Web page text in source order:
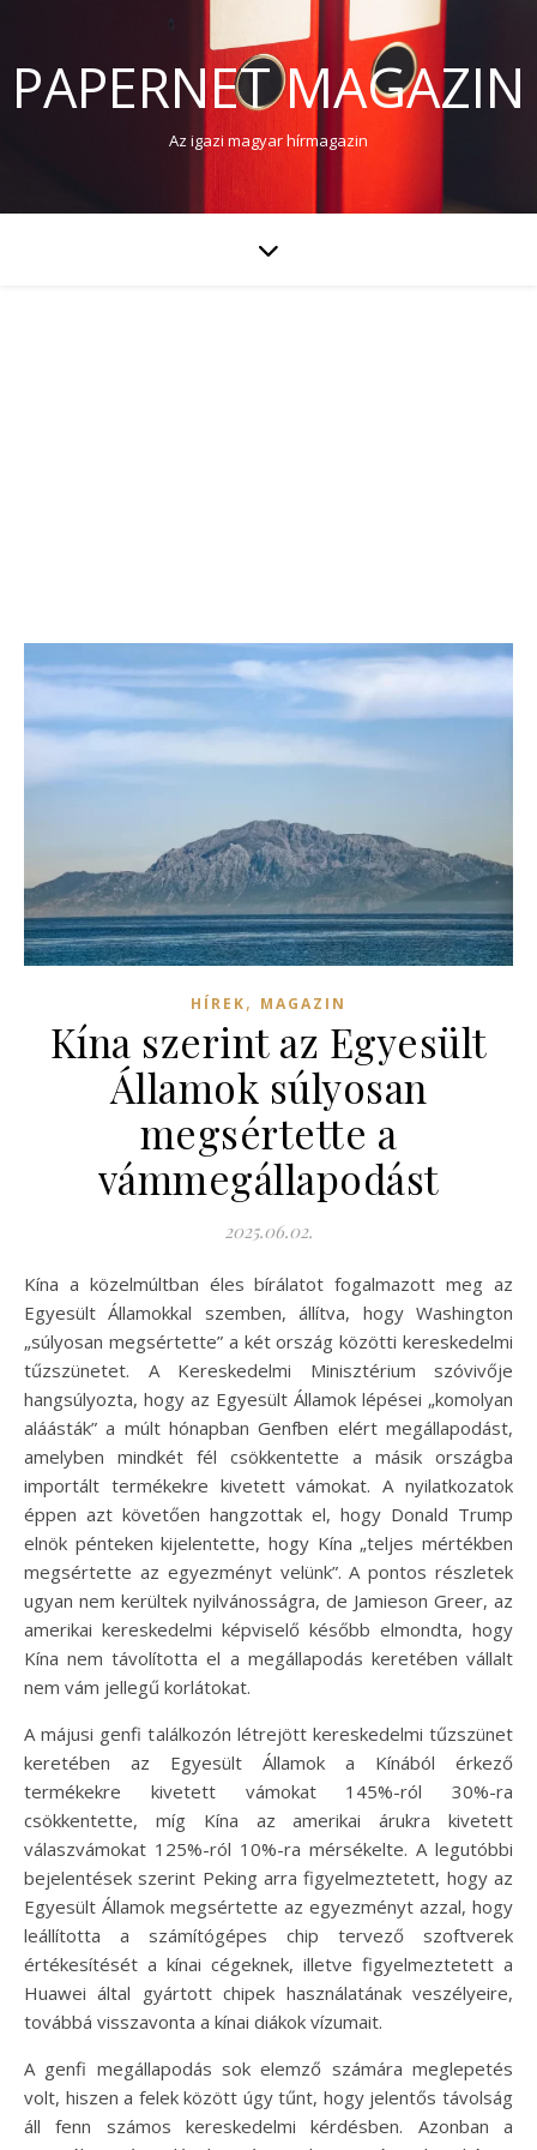
PAPERNET MAGAZIN
Az igazi magyar hírmagazin
HÍREK, MAGAZIN
Kína szerint az Egyesült
Államok súlyosan
megsértette a
vámmegállapodást
2025.06.02.
Kína a közelmúltban éles bírálatot fogalmazott meg az
Egyesült Államokkal szemben, állítva, hogy Washington
„súlyosan megsértette” a két ország közötti kereskedelmi
tűzszünetet. A Kereskedelmi Minisztérium szóvivője
hangsúlyozta, hogy az Egyesült Államok lépései „komolyan
aláásták” a múlt hónapban Genfben elért megállapodást,
amelyben mindkét fél csökkentette a másik országba
importált termékekre kivetett vámokat. A nyilatkozatok
éppen azt követően hangzottak el, hogy Donald Trump
elnök pénteken kijelentette, hogy Kína „teljes mértékben
megsértette az egyezményt velünk”. A pontos részletek
ugyan nem kerültek nyilvánosságra, de Jamieson Greer, az
amerikai kereskedelmi képviselő később elmondta, hogy
Kína nem távolította el a megállapodás keretében vállalt
nem vám jellegű korlátokat.
A májusi genfi találkozón létrejött kereskedelmi tűzszünet
keretében az Egyesült Államok a Kínából érkező
termékekre kivetett vámokat 145%-ról 30%-ra
csökkentette, míg Kína az amerikai árukra kivetett
válaszvámokat 125%-ról 10%-ra mérsékelte. A legutóbbi
bejelentések szerint Peking arra figyelmeztetett, hogy az
Egyesült Államok megsértette az egyezményt azzal, hogy
leállította a számítógépes chip tervező szoftverek
értékesítését a kínai cégeknek, illetve figyelmeztetett a
Huawei által gyártott chipek használatának veszélyeire,
továbbá visszavonta a kínai diákok vízumait.
A genfi megállapodás sok elemző számára meglepetés
volt, hiszen a felek között úgy tűnt, hogy jelentős távolság
áll fenn számos kereskedelmi kérdésben. Azonban a